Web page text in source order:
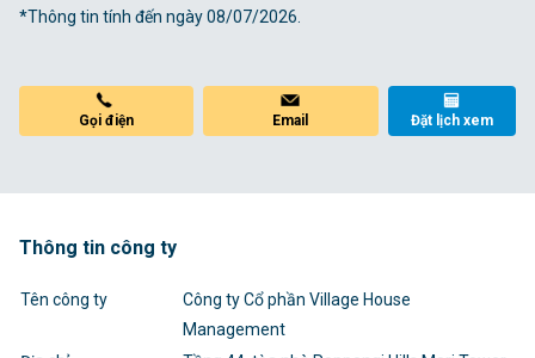
*Thông tin tính đến ngày 08/07/2026.
Gọi điện Email Đặt lịch xem
Thông tin công ty
Tên công ty
Công ty Cổ phần Village House
Management